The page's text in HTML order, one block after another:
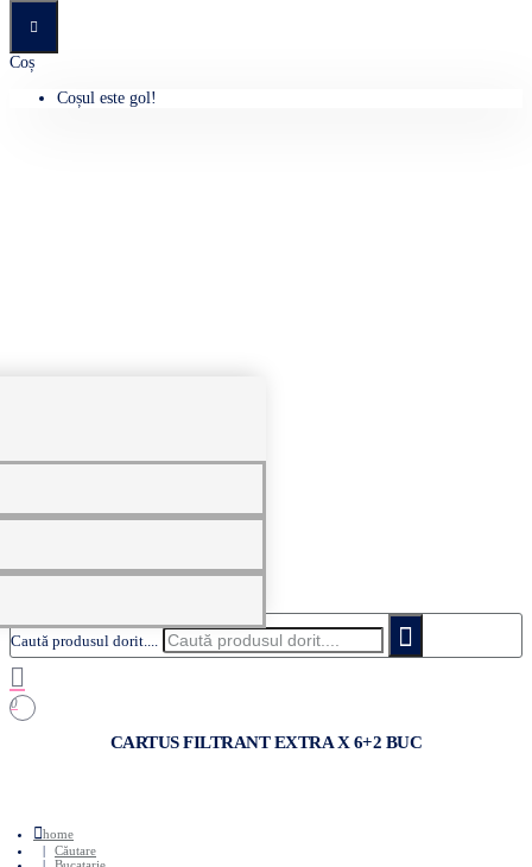
Coș
Coșul este gol!
Caută produsul dorit....
0
CARTUS FILTRANT EXTRA X 6+2 BUC
home
Căutare